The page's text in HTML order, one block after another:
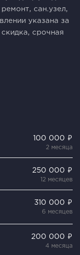
сан.узел,
указана за
срочная
100 000 ₽
2 месяца
250 000 ₽
12 месяцев
310 000 ₽
6 месяцев
200 000 ₽
4 месяца